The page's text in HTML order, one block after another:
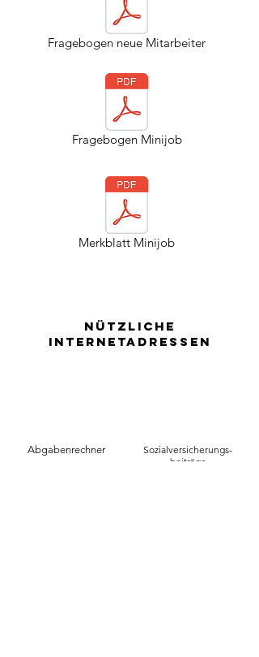
Fragebogen neue Mitarbeiter
Fragebogen Minijob
Merkblatt Minijob
nützliche
Internetadressen
Abgabenrechner
Sozialversicherungs-
beiträge